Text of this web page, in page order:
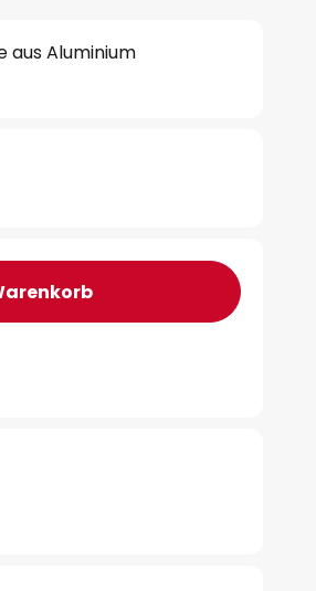
aus Aluminium